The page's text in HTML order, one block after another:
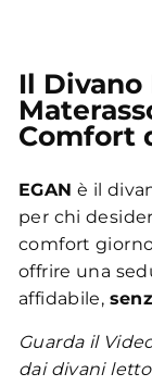
Il
Comfort
EGAN è il
per chi
comfort
offrire una
affidabile,
Guarda il
dai divani